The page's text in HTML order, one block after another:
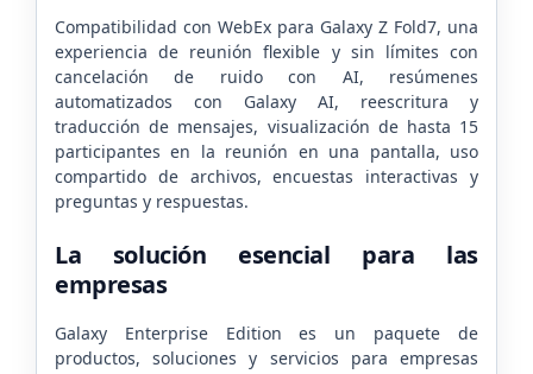
Compatibilidad con WebEx para Galaxy Z Fold7, una
experiencia de reunión flexible y sin límites con
cancelación de ruido con AI, resúmenes
automatizados con Galaxy AI, reescritura y
traducción de mensajes, visualización de hasta 15
participantes en la reunión en una pantalla, uso
compartido de archivos, encuestas interactivas y
preguntas y respuestas.
La solución esencial para las
empresas
Galaxy Enterprise Edition es un paquete de
productos, soluciones y servicios para empresas